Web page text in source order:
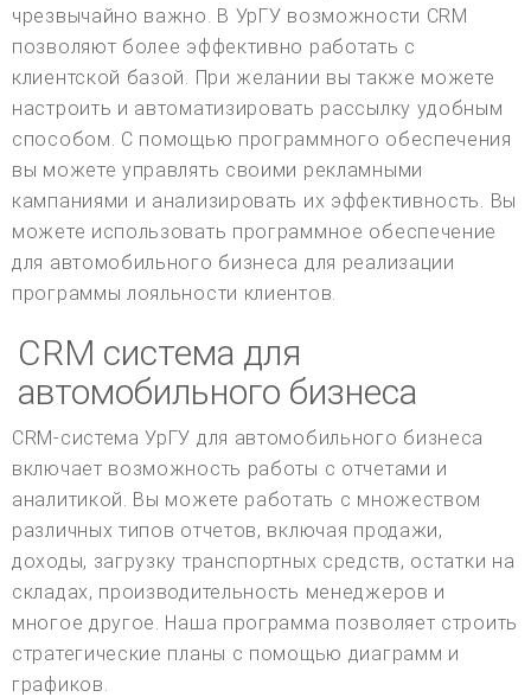
чрезвычайно важно. В УрГУ возможности CRM
позволяют более эффективно работать с
клиентской базой. При желании вы также можете
настроить и автоматизировать рассылку удобным
способом. С помощью программного обеспечения
вы можете управлять своими рекламными
кампаниями и анализировать их эффективность. Вы
можете использовать программное обеспечение
для автомобильного бизнеса для реализации
программы лояльности клиентов.
CRM система для
автомобильного бизнеса
CRM-система УрГУ для автомобильного бизнеса
включает возможность работы с отчетами и
аналитикой. Вы можете работать с множеством
различных типов отчетов, включая продажи,
доходы, загрузку транспортных средств, остатки на
складах, производительность менеджеров и
многое другое. Наша программа позволяет строить
стратегические планы с помощью диаграмм и
графиков.